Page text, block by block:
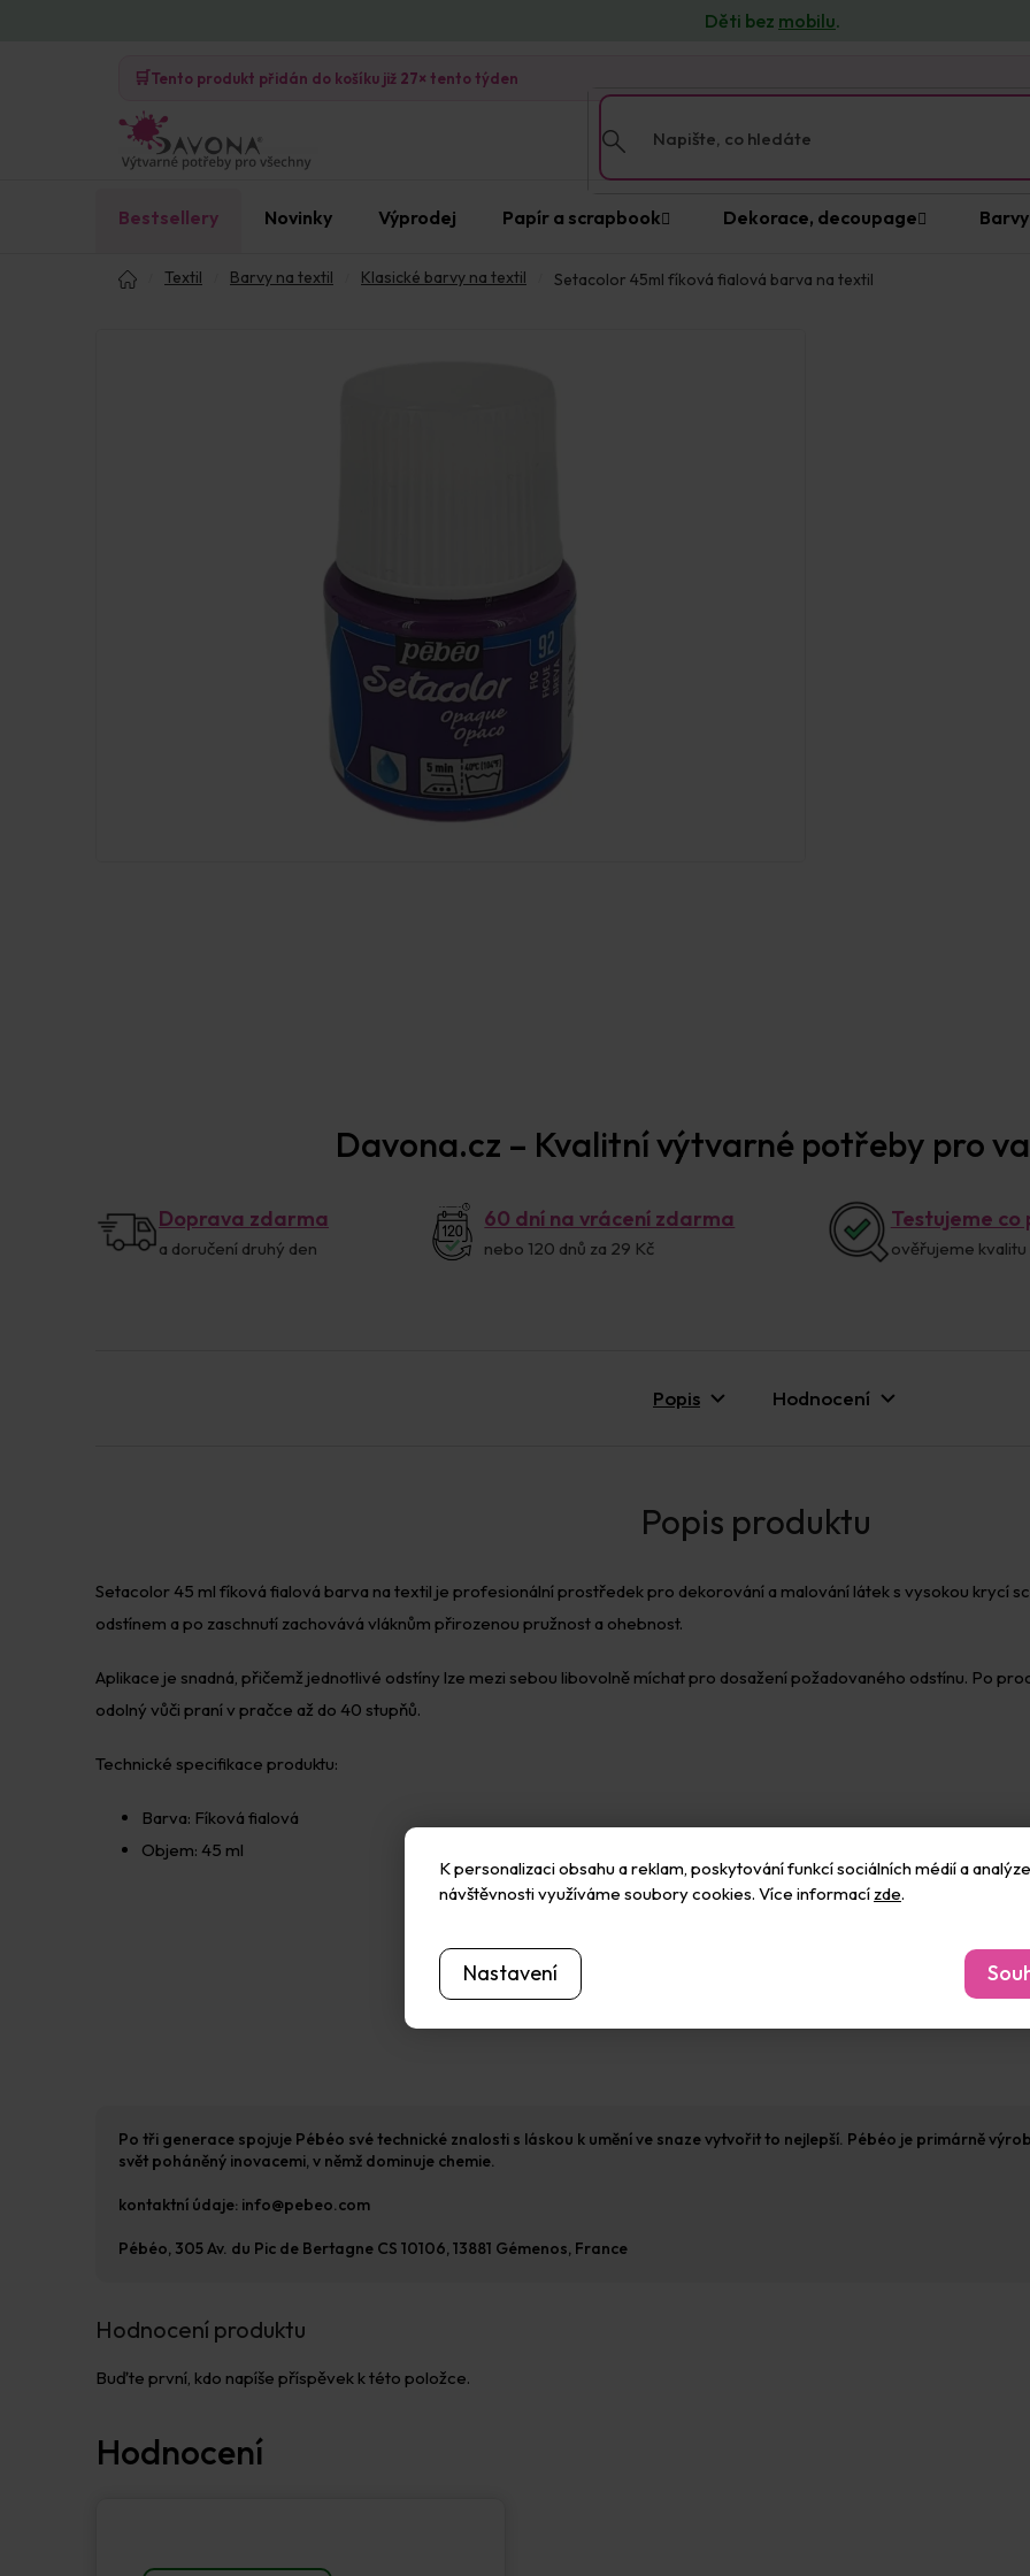
K personalizaci obsahu a reklam, poskytování funkcí sociálních médií a
návštěvnosti využíváme soubory cookies. Více informací zde.
Nastavení
Děti bez mobilu.
🛒Tento produkt přidán do košíku již 27× tento týden
Bestsellery Novinky Výprodej Papír a scrapbook Dekorace, decoupage
Textil Barvy na textil Klasické barvy na textil Setacolor 45ml fíková fialová barva na textil
Davona.cz – Kvalitní výtvarné potřeby pro
Doprava zdarma
a doručení druhý den
60 dní na vrácení zdarma
nebo 120 dnů za 29 Kč
Testujeme
ověřujeme
Popis Hodnocení
Setacolor 45 ml fíková fialová barva na textil je profesionální prostředek pro dekorování a malování látek s vysokou krycí
odstínem a po zaschnutí zachovává vláknům přirozenou pružnost a ohebnost.
Aplikace je snadná, přičemž jednotlivé odstíny lze mezi sebou libovolně míchat pro dosažení požadovaného odstínu. Po
odolný vůči praní v pračce až do 40 stupňů.
Technické specifikace produktu:
Barva: Fíková fialová
Objem: 45 ml
Hodnocení produktu
Buďte první, kdo napíše příspěvek k této položce.
Po tři generace spojuje Pébéo své technické znalosti s láskou k umění ve snaze vytvořit to nejlepší. Pébéo je primárně
svět poháněný inovacemi, v němž dominuje chemie.
kontaktní údaje: info@pebeo.com
Pébéo, 305 Av. du Pic de Bertagne CS 10106, 13881 Gémenos, France